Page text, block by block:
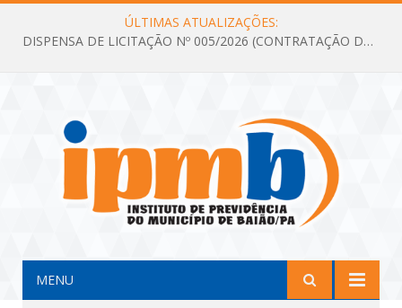
ÚLTIMAS ATUALIZAÇÕES:
DISPENSA DE LICITAÇÃO Nº 005/2026 (CONTRATAÇÃO DE SERVIÇOS TÉCNICOS DE CONSULTORIA E ASSESSORIA EM LICITAÇÃO COM ANÁLISE E ACOMPANHAMENTO DE PROCESSOS LICITATÓRIOS PARA ATENDER AS NECESSIDADES DO INSTITUTO DE PREVIDÊNCIA DO MUNICÍPIO DE BAIÃO – IPMB)
MENU